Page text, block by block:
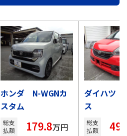
ホンダ N-WGNカ
スタム
総支
払額
179.8万円
ダイハツ
ス
総支
払額